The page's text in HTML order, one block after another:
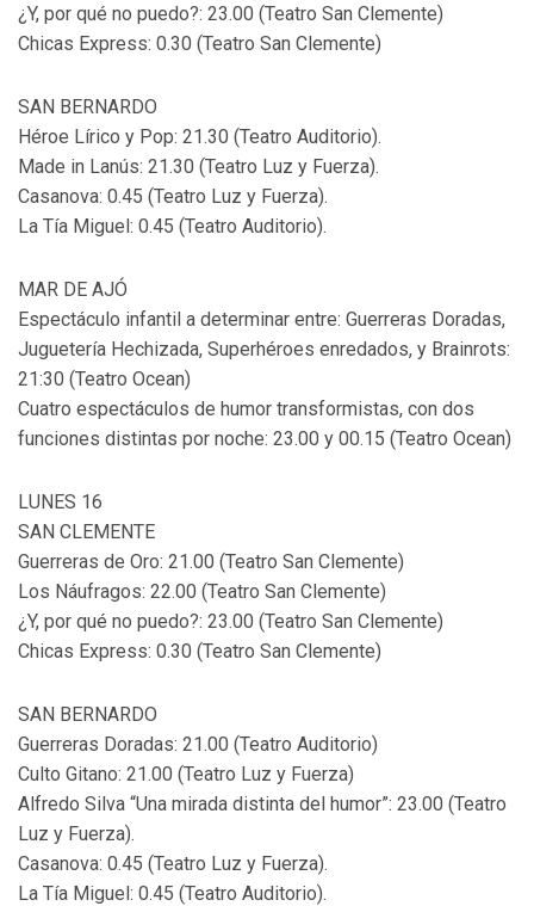
¿Y, por qué no puedo?: 23.00 (Teatro San Clemente)
Chicas Express: 0.30 (Teatro San Clemente)
SAN BERNARDO
Héroe Lírico y Pop: 21.30 (Teatro Auditorio).
Made in Lanús: 21.30 (Teatro Luz y Fuerza).
Casanova: 0.45 (Teatro Luz y Fuerza).
La Tía Miguel: 0.45 (Teatro Auditorio).
MAR DE AJÓ
Espectáculo infantil a determinar entre: Guerreras Doradas,
Juguetería Hechizada, Superhéroes enredados, y Brainrots:
21:30 (Teatro Ocean)
Cuatro espectáculos de humor transformistas, con dos
funciones distintas por noche: 23.00 y 00.15 (Teatro Ocean)
LUNES 16
SAN CLEMENTE
Guerreras de Oro: 21.00 (Teatro San Clemente)
Los Náufragos: 22.00 (Teatro San Clemente)
¿Y, por qué no puedo?: 23.00 (Teatro San Clemente)
Chicas Express: 0.30 (Teatro San Clemente)
SAN BERNARDO
Guerreras Doradas: 21.00 (Teatro Auditorio)
Culto Gitano: 21.00 (Teatro Luz y Fuerza)
Alfredo Silva “Una mirada distinta del humor”: 23.00 (Teatro
Luz y Fuerza).
Casanova: 0.45 (Teatro Luz y Fuerza).
La Tía Miguel: 0.45 (Teatro Auditorio).